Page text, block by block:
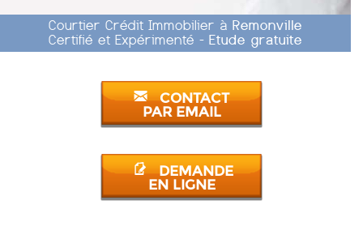
Courtier Crédit Immobilier à Remonville
Certifié et Expérimenté - Etude gratuite
CONTACT
PAR EMAIL
DEMANDE
EN LIGNE